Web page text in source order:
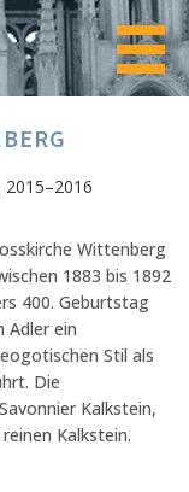
Wittenberg
1883 bis 1892
400. Geburtstag
Adler ein
Stil als
Die
Kalkstein,
Kalkstein.